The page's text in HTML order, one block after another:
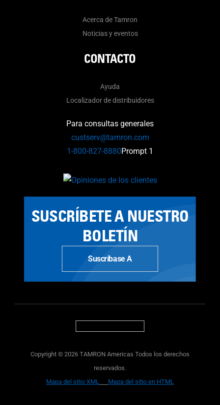
Acerca de Tamron
Noticias y eventos
CONTACTO
Ayuda
Localizador de distribuidores
Para consultas generales
custserv@tamron.com
1-800-827-8880Prompt 1
SUSCRÍBETE A NUESTRO
BOLETÍN
Suscríbase A
Copyright © 2026 TAMRON Americas Todos los derechos
reservados.
Mapa del sitio XML
Mapa del sitio en HTML